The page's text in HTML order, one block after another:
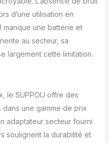
d’une utilisation en
manque une batterie et
au secteur, sa
largement cette limitation.
le SUPPOU offre des
une gamme de prix
adaptateur secteur fourni
soulignent la durabilité et